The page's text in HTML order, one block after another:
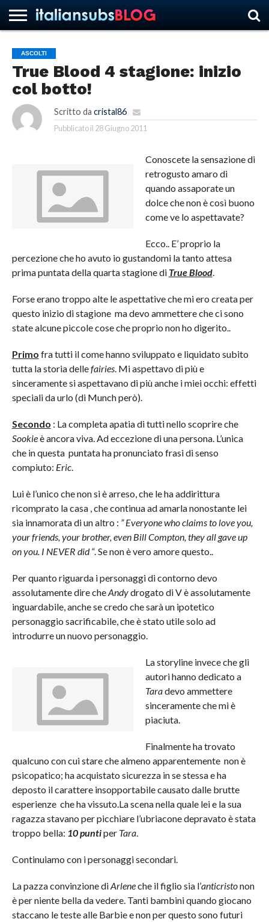
HOME
NEWS
ASCOLTI
RECENSIONI
INTERVISTE
CURIOSITÀ
CHI
SIAMO
CONTATTACI
FORUM
ITALIANSUBS
ASCOLTI
True Blood 4 stagione: inizio
col botto!
Scritto da cristal86
Pubblicato il 28 Giugno 2011
Conoscete la sensazione di
retrogusto amaro di
quando assaporate un
dolce che non è così buono
come ve lo aspettavate?
Ecco.. E’ proprio la
percezione che ho avuto io gustandomi la tanto attesa
prima puntata della quarta stagione di True Blood.
Forse erano troppo alte le aspettative che mi ero creata per
questo inizio di stagione ma devo ammettere che ci sono
state alcune piccole cose che proprio non ho digerito..
Primo fra tutti il come hanno sviluppato e liquidato subito
tutta la storia dellefairies. Mi aspettavo di più e
sinceramente si aspettavano di più anche i miei occhi: effetti
speciali da urlo (di Munch però).
Secondo : La completa apatia di tutti nello scoprire che
Sookieè ancora viva. Ad eccezione di una persona. L’unica
che in questa puntata ha pronunciato frasi di senso
compiuto: Eric.
Lui è l’unico che non si è arreso, che le ha addirittura
ricomprato la casa , che continua ad amarla nonostante lei
sia innamorata di un altro : ” Everyone who claims to love you,
your friends, your brother, even Bill Compton, they all gave up
on you. I NEVER did “. Se non è vero amore questo..
Per quanto riguarda i personaggi di contorno devo
assolutamente dire cheAndydrogato di V è assolutamente
inguardabile, anche se credo che sarà un ipotetico
personaggio sacrificabile, che è stato utile solo ad
introdurre un nuovo personaggio.
La storyline invece che gli
autori hanno dedicato a
Taradevo ammettere
sinceramente che mi è
piaciuta.
Finalmente ha trovato
qualcuno con cui stare che almeno apparentemente non è
psicopatico; ha acquistato sicurezza in se stessa e ha
deposto il carattere insopportabile causato dalle brutte
esperienze che ha vissuto.La scena nella quale lei e la sua
ragazza stavano per picchiare l’ubriacone depravato è stata
troppo bella: 10 puntiper Tara.
Continuiamo con i personaggi secondari.
La pazza convinzione diArleneche il figlio sia l’anticristonon
è per niente bella da vedere. Tanti bambini quando giocano
staccano le teste alle Barbie e non per questo sono futuri